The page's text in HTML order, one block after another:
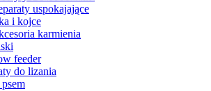
uspokajające
i kojce
karmienia
feeder
do lizania